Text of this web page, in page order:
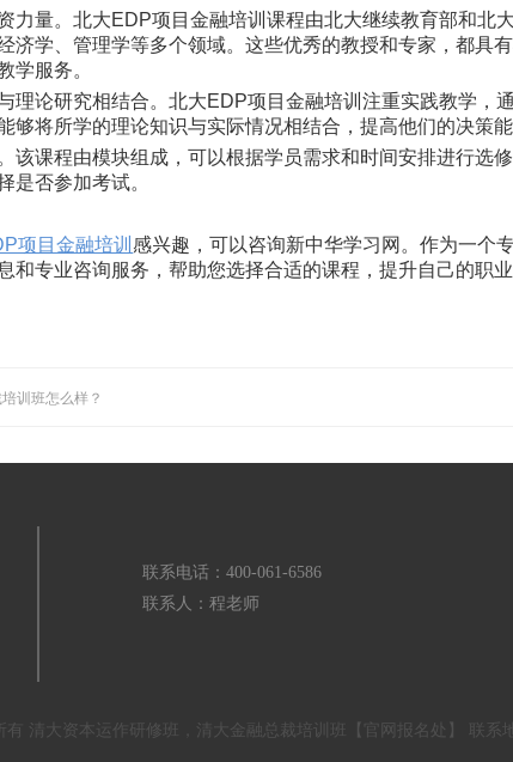
力量。北大EDP项目金融培训课程由北大继续教育部和北
济学、管理学等多个领域。这些优秀的教授和专家，都具
学服务。
理论研究相结合。北大EDP项目金融培训注重实践教学，
够将所学的理论知识与实际情况相结合，提高他们的决策能
该课程由模块组成，可以根据学员需求和时间安排进行选
是否参加考试。
项目金融培训感兴趣，可以咨询新中华学习网。作为一个
和专业咨询服务，帮助您选择合适的课程，提升自己的职业
训班怎么样？
联系电话：400-061-6586
联系人：程老师
有 清大资本运作研修班，清大金融总裁培训班【官网报名处】 联系